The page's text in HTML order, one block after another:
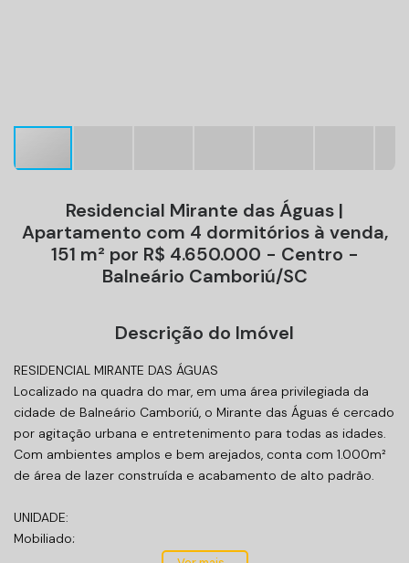
Residencial Mirante das Águas |
Apartamento com 4 dormitórios à venda,
151 m² por R$ 4.650.000 - Centro -
Balneário Camboriú/SC
Descrição do Imóvel
RESIDENCIAL MIRANTE DAS ÁGUAS
Localizado na quadra do mar, em uma área privilegiada da
cidade de Balneário Camboriú, o Mirante das Águas é cercado
por agitação urbana e entretenimento para todas as idades.
Com ambientes amplos e bem arejados, conta com 1.000m²
de área de lazer construída e acabamento de alto padrão.
UNIDADE:
Mobiliado;